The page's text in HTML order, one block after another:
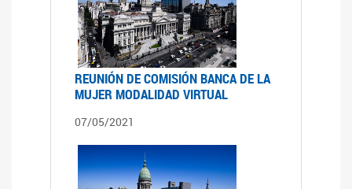
REUNIÓN DE COMISIÓN BANCA DE LA
MUJER MODALIDAD VIRTUAL
07/05/2021